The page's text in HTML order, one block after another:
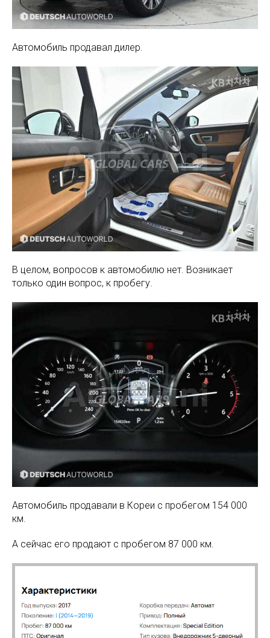
Автомобиль продавал дилер.
В целом, вопросов к автомобилю нет. Возникает
только один вопрос, к пробегу.
Автомобиль продавали в Кореи с пробегом 154 000
км.
А сейчас его продают с пробегом 87 000 км.